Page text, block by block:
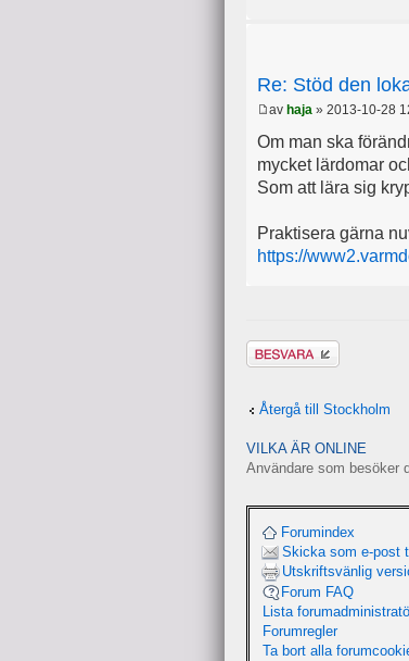
Re: Stöd den
av haja » 2013-10-28
Om man ska
mycket lärdomar
Som att lära sig
Praktisera gärna
https://
Besvara
Återgå till Stockholm
VILKA ÄR ONLINE
Användare som besöker
Forumindex
Skicka som e-post
Utskriftsvänlig
Forum FAQ
Lista
Forumregler
Ta bort alla